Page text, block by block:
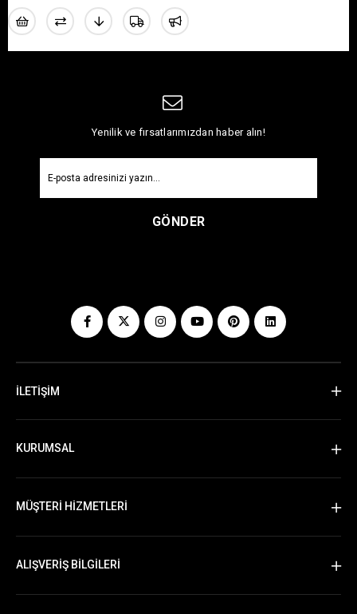
Yenilik ve fırsatlarımızdan haber alın!
GÖNDER
İLETİŞİM
KURUMSAL
MÜŞTERİ HİZMETLERİ
ALIŞVERİŞ BİLGİLERİ